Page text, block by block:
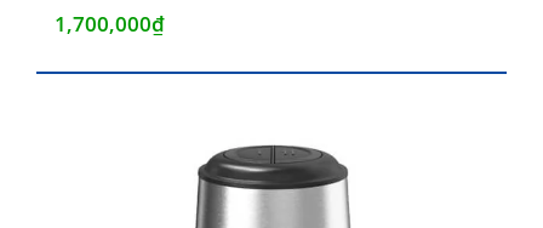
1,700,000₫